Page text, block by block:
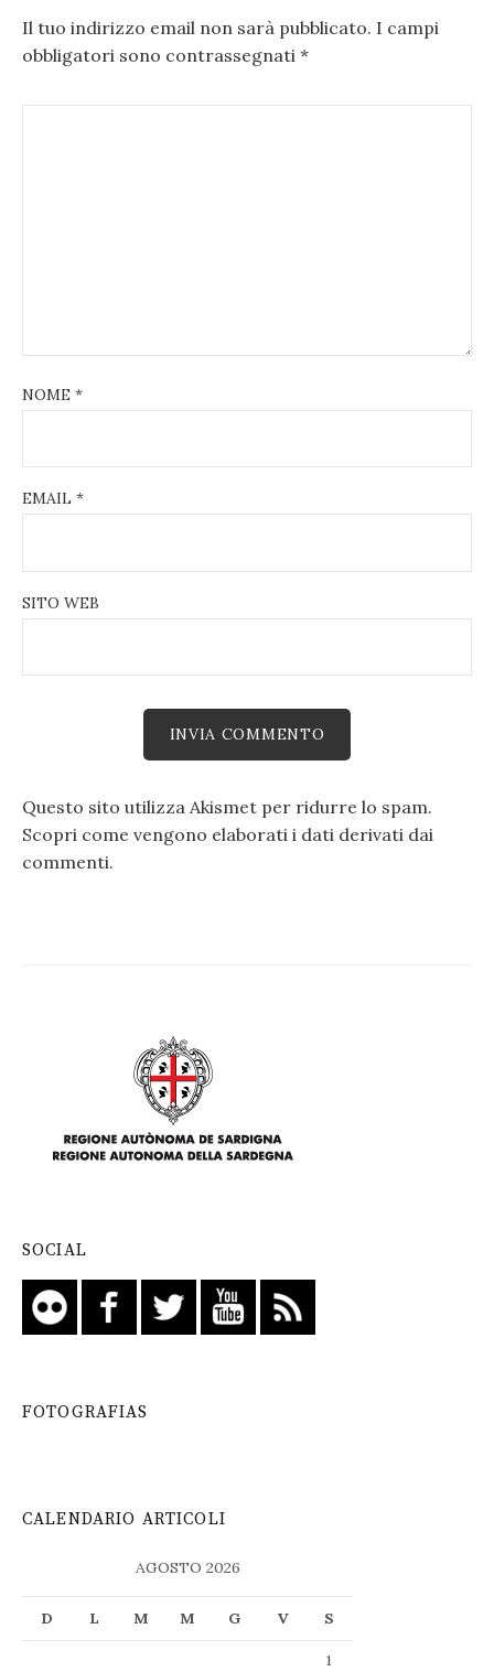
Il tuo indirizzo email non sarà pubblicato. I campi
obbligatori sono contrassegnati *
NOME *
EMAIL *
SITO WEB
Questo sito utilizza Akismet per ridurre lo spam.
Scopri come vengono elaborati i dati derivati dai
commenti.
SOCIAL
FOTOGRAFIAS
CALENDARIO ARTICOLI
AGOSTO 2026
D L M M G V S
1